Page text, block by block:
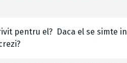
pentru el? Daca el se simte in